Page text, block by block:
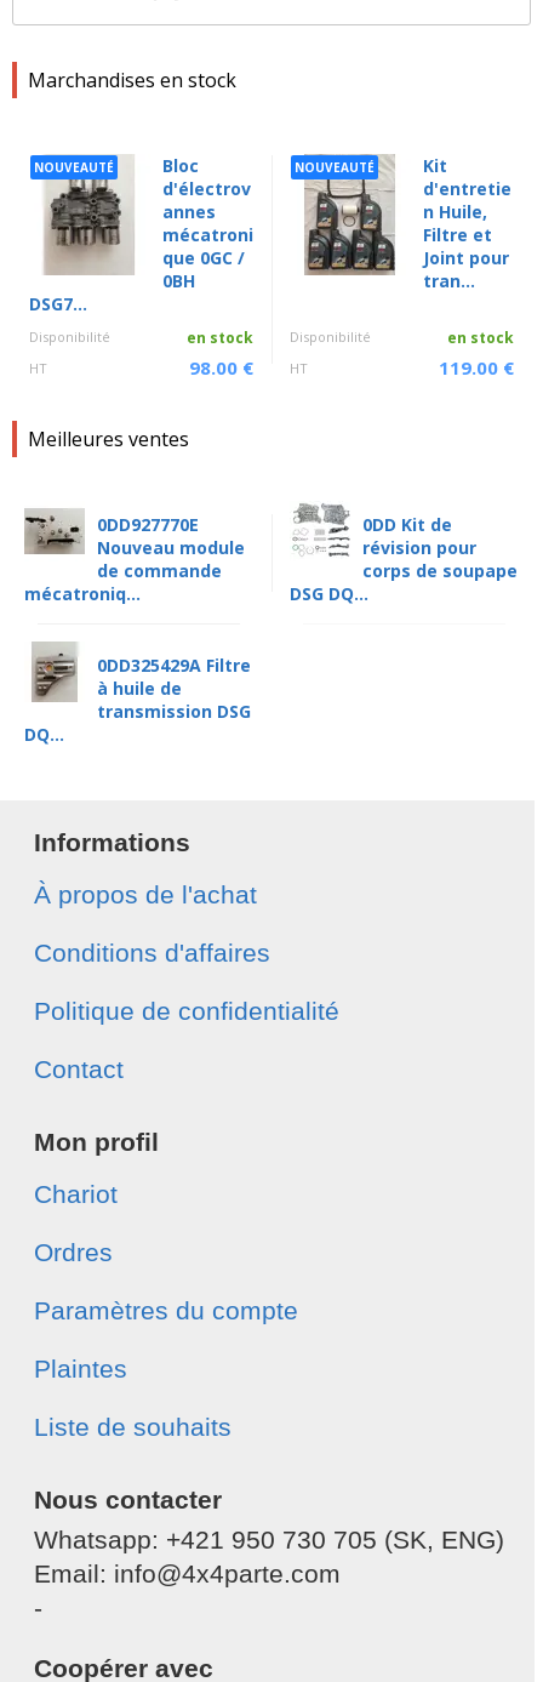
Marchandises en stock
NOUVEAUTÉ
Bloc
d'électrov
annes
mécatroni
que 0GC /
0BH
DSG7...
Disponibilité en stock
HT 98.00 €
NOUVEAUTÉ
Kit
d'entretie
n Huile,
Filtre et
Joint pour
tran...
Disponibilité en stock
HT 119.00 €
Meilleures ventes
0DD927770E
Nouveau module
de commande
mécatroniq...
0DD Kit de
révision pour
corps de soupape
DSG DQ...
0DD325429A Filtre
à huile de
transmission DSG
DQ...
Informations
À propos de l'achat
Conditions d'affaires
Politique de confidentialité
Contact
Mon profil
Chariot
Ordres
Paramètres du compte
Plaintes
Liste de souhaits
Nous contacter
Whatsapp: +421 950 730 705 (SK, ENG)
Email: info@4x4parte.com
-
Coopérer avec